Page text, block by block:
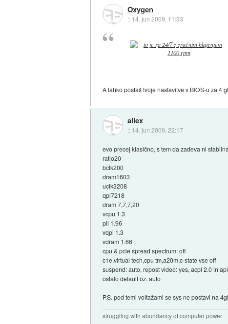
Oxygen
:: 14. jun 2009, 11:33
A lahko postaš tvoje nastavitve v BIOS-u za 4
allex
:: 14. jun 2009, 22:17
evo precej klasično, s tem da zadeva ni
ratio20
bclk200
dram1603
uclk3208
qpi7218
dram 7,7,7,20
vcpu 1.3
pll 1.96
vqpi 1.3
vdram 1.66
cpu & pcie spread spectrum: off
c1e,virtual tech,cpu tm,a20m,c-state vse off
suspend: auto, repost video: yes, acpi 2.0 in
ostalo default oz. auto
P.S. pod temi voltažami se sys ne postavi na
struggling with abundancy of computer power